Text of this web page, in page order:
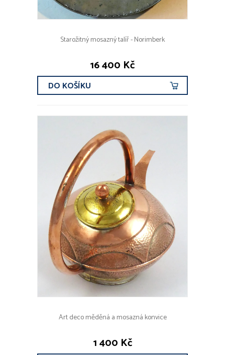
Starožitný mosazný talíř - Norimberk
16 400 Kč
DO KOŠÍKU
Art deco měděná a mosazná konvice
1 400 Kč